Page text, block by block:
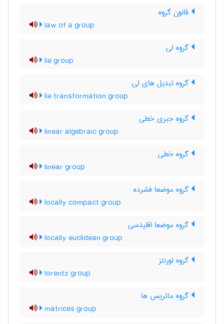
قانون گروه
law of a group
گروه لی
lie group
گروه تبدیل های لی
lie transformation group
گروه جبری خطی
linear algebraic group
گروه خطی
linear group
گروه موضعا فشرده
locally compact group
گروه موضعا اقلیدسی
locally euclidean group
گروه لورنتز
lorentz group
گروه ماتریس ها
matrices group